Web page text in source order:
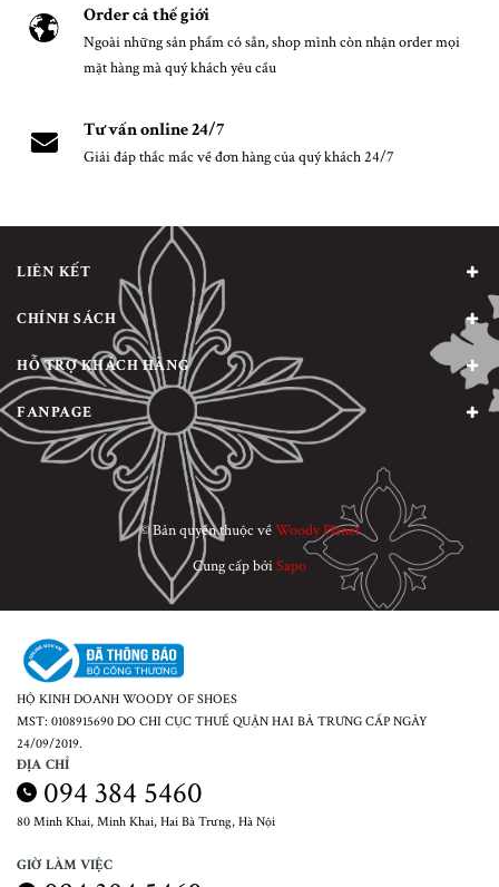
Order cả thế giới
Ngoài những sản phẩm có sẵn, shop mình còn nhận order mọi
mặt hàng mà quý khách yêu cầu
Tư vấn online 24/7
Giải đáp thắc mắc về đơn hàng của quý khách 24/7
LIÊN KẾT
CHÍNH SÁCH
HỖ TRỢ KHÁCH HÀNG
FANPAGE
© Bản quyền thuộc vềWoody Planet
Cung cấp bởiSapo
HỘ KINH DOANH WOODY OF SHOES
MST: 0108915690 DO CHI CỤC THUẾ QUẬN HAI BÀ TRƯNG CẤP NGÀY
24/09/2019.
ĐỊA CHỈ
094 384 5460
80 Minh Khai, Minh Khai, Hai Bà Trưng, Hà Nội
GIỜ LÀM VIỆC